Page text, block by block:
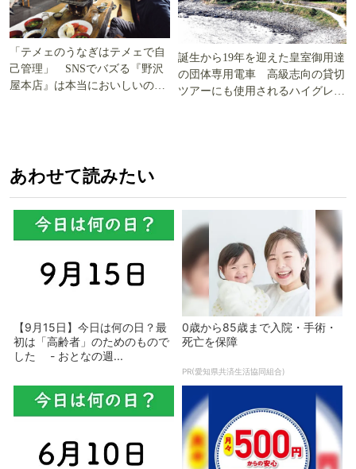
「テメェのうなぎはテメェで自
己管理」 SNSでバズる『野沢
屋本店』は本当においしいの
誕生から19年を迎えた皇室御用達
の団体専用電車 高級志向の貸切
ツアーにも使用されるハイグレー
あわせて読みたい
【9月15日】今日は何の日？最
初は「高齢者」のためのもので
した - おとなの週...
0歳から85歳まで入院・手術・
死亡を保障
PR(愛知県共済生活協同組合)